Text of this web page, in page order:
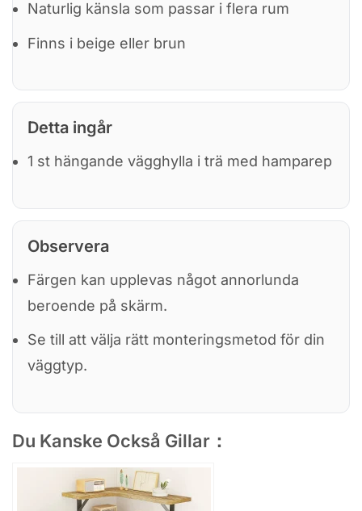
Naturlig känsla som passar i flera rum
Finns i beige eller brun
Detta ingår
1 st hängande vägghylla i trä med hamparep
Observera
Färgen kan upplevas något annorlunda
beroende på skärm.
Se till att välja rätt monteringsmetod för din
väggtyp.
Du Kanske Också Gillar：